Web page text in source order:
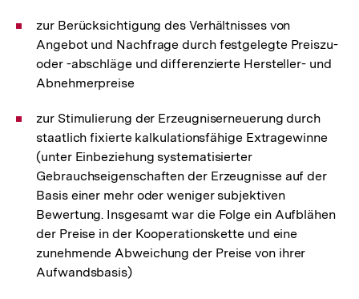
zur Berücksichtigung des Verhältnisses von
Angebot und Nachfrage durch festgelegte Preiszu-
oder -abschläge und differenzierte Hersteller- und
Abnehmerpreise
zur Stimulierung der Erzeugniserneuerung durch
staatlich fixierte kalkulationsfähige Extragewinne
(unter Einbeziehung systematisierter
Gebrauchseigenschaften der Erzeugnisse auf der
Basis einer mehr oder weniger subjektiven
Bewertung. Insgesamt war die Folge ein Aufblähen
der Preise in der Kooperationskette und eine
zunehmende Abweichung der Preise von ihrer
Aufwandsbasis)